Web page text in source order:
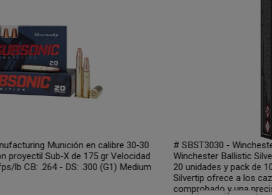
# SBST3030 - Winchester USA Municion en calibre 30-30
Winchester Ballistic Silvertip con proyectil de 160 gr. En
20 unidades y pack de 10 x 20 unidades. La munición
Silvertip ofrece a los cazadores un poder de derribo
comprobado y una precisión extrema.